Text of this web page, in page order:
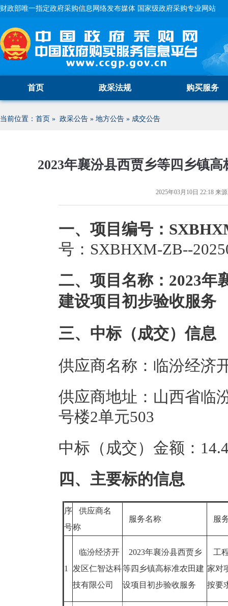
财政部唯一指定政府采购信息网络发布媒体 国家级政府采购专业网站
首页 政采法规 购买服务
当前位置： 首页 » 政采公告 » 地方公告 » 成交公告
2023年襄汾县西贾乡等四乡镇
2025年03月10日 22:18 来
一、项目编号：
号：SXBHXM-ZB--
二、项目名称：2023年
建设项目初步验收服务
三、中标（成交）信息
供应商名称：临汾经济
供应商地址：山西省临
号楼2单元503
中标（成交）金额：
四、主要标的信息
序
号
供应商名
称
服务名称 服
1
临汾经济开
发区仁智达科
技有限公司
2023年襄汾县西贾乡
等四乡镇高标准农田建
设项目初步验收服务
工
家对
按要